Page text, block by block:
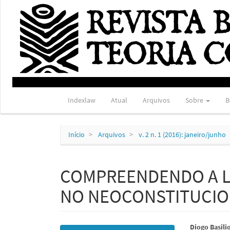
Navegação
Principal
Conteúdo
principal
Barra
Lateral
Indexlaw Atual Arquivos Sobre
Início Arquivos v. 2 n. 1 (2016): janeiro/junho
COMPREENDENDO A
NO
Diogo